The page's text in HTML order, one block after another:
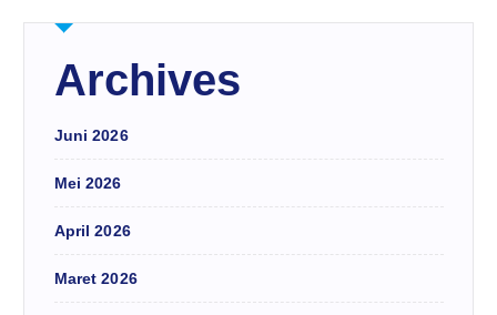
Archives
Juni 2026
Mei 2026
April 2026
Maret 2026